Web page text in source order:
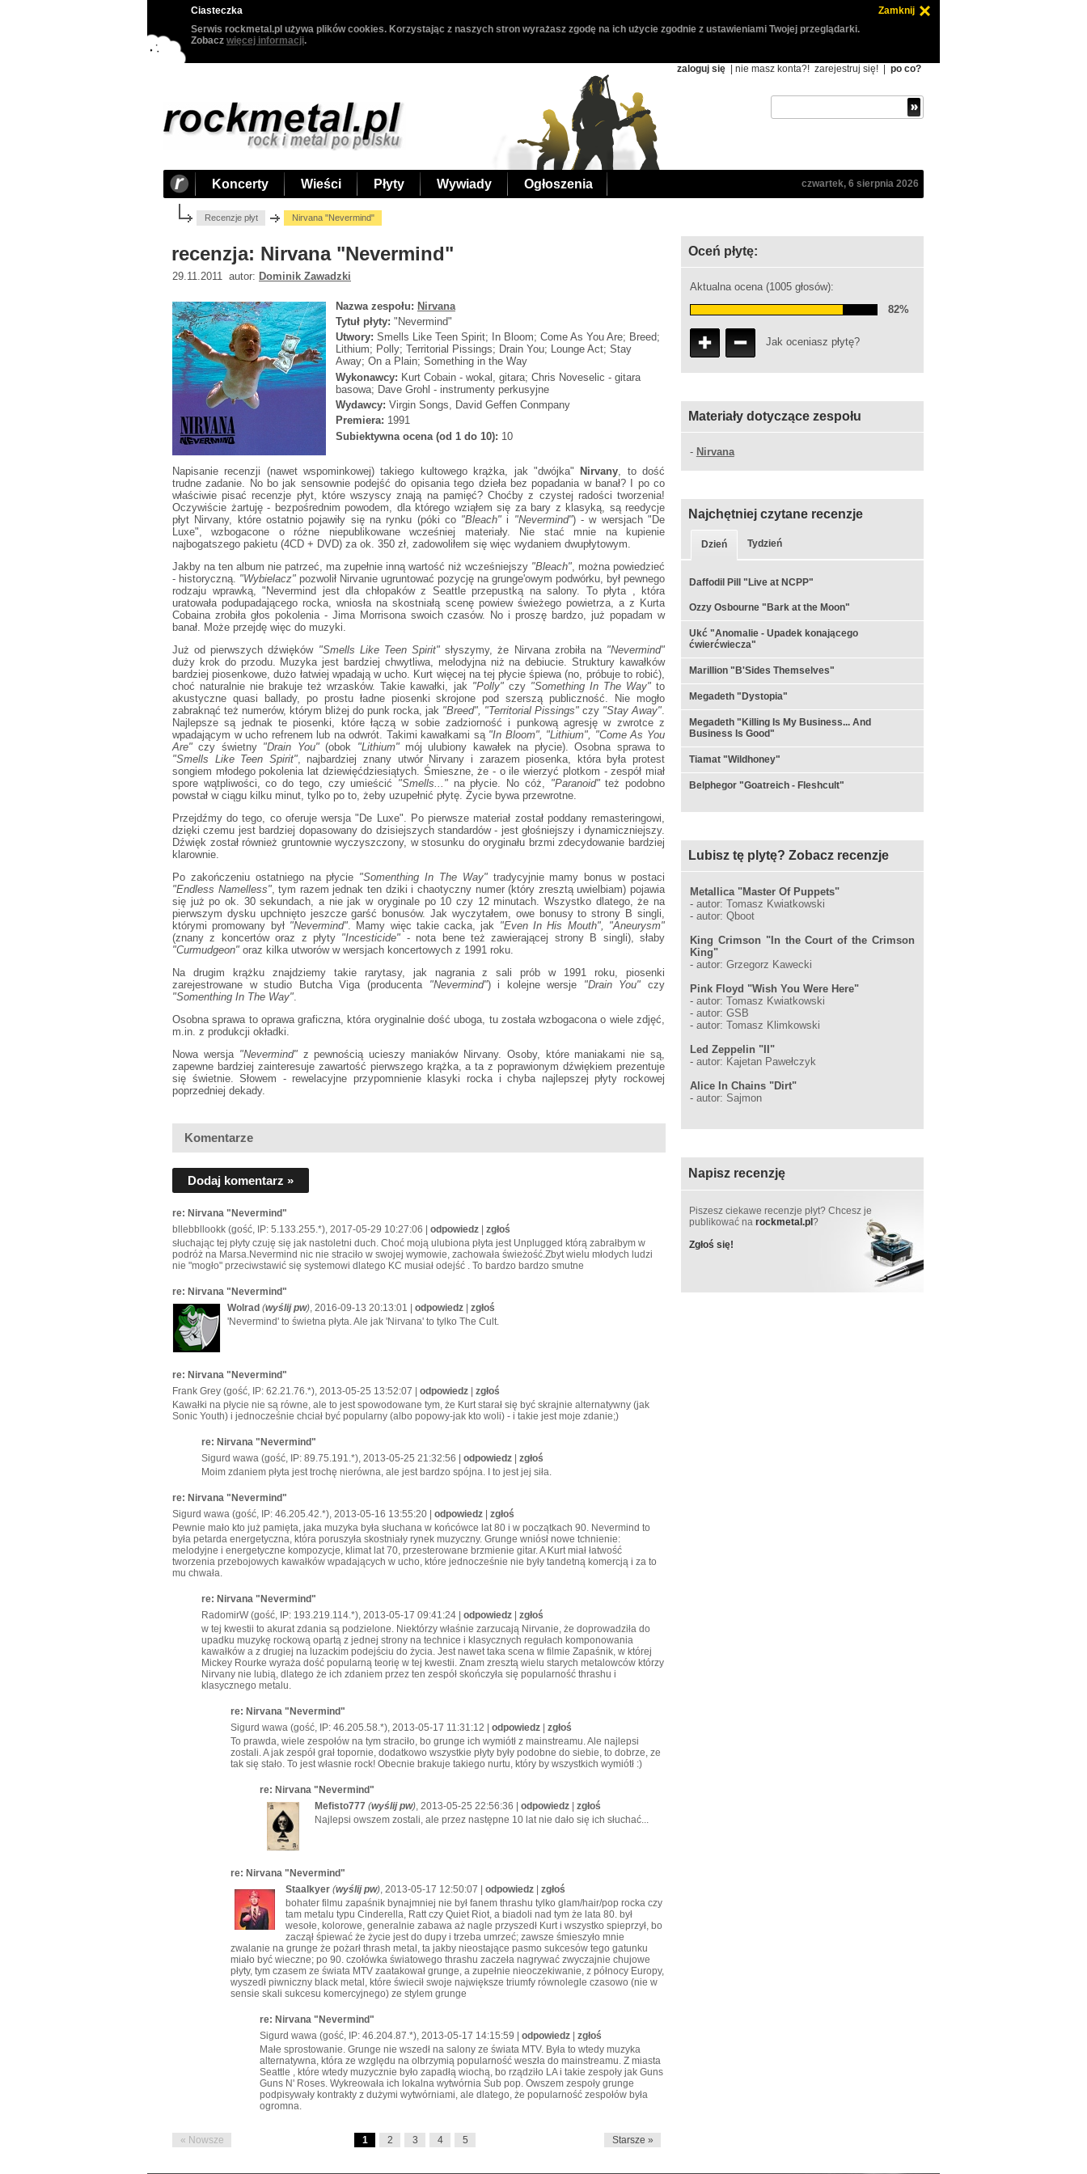
Ciasteczka
Zamknij
Serwis rockmetal.pl używa plików cookies. Korzystając z naszych stron wyrażasz zgodę na ich użycie zgodnie z ustawieniami Twojej przeglądarki.
Zobacz więcej informacji.
zaloguj się | nie masz konta?! zarejestruj się! po co?
Koncerty Wieści Płyty Wywiady Ogłoszenia czwartek, 6 sierpnia 2026
Recenzje płyt Nirvana "Nevermind"
recenzja: Nirvana "Nevermind"
29.11.2011 autor: Dominik Zawadzki
Nazwa zespołu: Nirvana
Tytuł płyty: "Nevermind"
Utwory: Smells Like Teen Spirit; In Bloom; Come As You Are; Breed;
Lithium; Polly; Territorial Pissings; Drain You; Lounge Act; Stay
Away; On a Plain; Something in the Way
Wykonawcy: Kurt Cobain - wokal, gitara; Chris Noveselic - gitara
basowa; Dave Grohl - instrumenty perkusyjne
Wydawcy: Virgin Songs, David Geffen Conmpany
Premiera: 1991
Subiektywna ocena (od 1 do 10): 10
Napisanie recenzji (nawet wspominkowej) takiego kultowego krążka, jak "dwójka" Nirvany , to dość
trudne zadanie. No bo jak sensownie podejść do opisania tego dzieła bez popadania w banał? I po co
właściwie pisać recenzje płyt, które wszyscy znają na pamięć? Choćby z czystej radości tworzenia!
Oczywiście żartuję - bezpośrednim powodem, dla którego wziąłem się za bary z klasyką, są reedycje
płyt Nirvany, które ostatnio pojawiły się na rynku (póki co "Bleach" i "Nevermind") - w wersjach "De
Luxe", wzbogacone o różne niepublikowane wcześniej materiały. Nie stać mnie na kupienie
najbogatszego pakietu (4CD + DVD) za ok. 350 zł, zadowoliłem się więc wydaniem dwupłytowym.
Jakby na ten album nie patrzeć, ma zupełnie inną wartość niż wcześniejszy "Bleach" , można powiedzieć
- historyczną. "Wybielacz" pozwolił Nirvanie ugruntować pozycję na grunge'owym podwórku, był pewnego
rodzaju wprawką, "Nevermind jest dla chłopaków z Seattle przepustką na salony. To płyta , która
uratowała podupadającego rocka, wniosła na skostniałą scenę powiew świeżego powietrza, a z Kurta
Cobaina zrobiła głos pokolenia - Jima Morrisona swoich czasów. No i proszę bardzo, już popadam w
banał. Może przejdę więc do muzyki.
Już od pierwszych dźwięków "Smells Like Teen Spirit" słyszymy, że Nirvana zrobiła na "Nevermind"
duży krok do przodu. Muzyka jest bardziej chwytliwa, melodyjna niż na debiucie. Struktury kawałków
bardziej piosenkowe, dużo łatwiej wpadają w ucho. Kurt więcej na tej płycie śpiewa (no, próbuje to robić),
choć naturalnie nie brakuje też wrzasków. Takie kawałki, jak "Polly"czy "Something In The Way"to
akustyczne quasi ballady, po prostu ładne piosenki skrojone pod szerszą publiczność. Nie mogło
zabraknąć też numerów, którym bliżej do punk rocka, jak "Breed", "Territorial Pissings" czy "Stay Away"
Najlepsze są jednak te piosenki, które łączą w sobie zadziorność i punkową agresję w zwrotce z
wpadającym w ucho refrenem lub na odwrót. Takimi kawałkami są "In Bloom", "Lithium", "Come As You
Are" czy świetny "Drain You"(obok "Lithium"mój ulubiony kawałek na płycie). Osobna sprawa to
"Smells Like Teen Spirit", najbardziej znany utwór Nirvany i zarazem piosenka, która była protest
songiem młodego pokolenia lat dziewięćdziesiątych. Śmieszne, że - o ile wierzyć plotkom - zespół miał
spore wątpliwości, co do tego, czy umieścić "Smells..." na płycie. No cóż, "Paranoid"też podobno
powstał w ciągu kilku minut, tylko po to, żeby uzupełnić płytę. Życie bywa przewrotne.
Przejdźmy do tego, co oferuje wersja "De Luxe". Po pierwsze materiał został poddany remasteringowi,
dzięki czemu jest bardziej dopasowany do dzisiejszych standardów - jest głośniejszy i dynamiczniejszy.
Dźwięk został również gruntownie wyczyszczony, w stosunku do oryginału brzmi zdecydowanie bardziej
klarownie.
Po zakończeniu ostatniego na płycie "Somenthing In The Way"tradycyjnie mamy bonus w postaci
"Endless Namelless", tym razem jednak ten dziki i chaotyczny numer (który zresztą uwielbiam) pojawia
się już po ok. 30 sekundach, a nie jak w oryginale po 10 czy 12 minutach. Wszystko dlatego, że na
pierwszym dysku upchnięto jeszcze garść bonusów. Jak wyczytałem, owe bonusy to strony B singli,
którymi promowany był "Nevermind". Mamy więc takie cacka, jak "Even In His Mouth", "Aneurysm"
(znany z koncertów oraz z płyty "Incesticide" - nota bene też zawierającej strony B singli), słaby
"Curmudgeon" oraz kilka utworów w wersjach koncertowych z 1991 roku.
Na drugim krążku znajdziemy takie rarytasy, jak nagrania z sali prób w 1991 roku, piosenki
zarejestrowane w studio Butcha Viga (producenta "Nevermind") i kolejne wersje "Drain You" czy
"Somenthing In The Way"
Osobna sprawa to oprawa graficzna, która oryginalnie dość uboga, tu została wzbogacona o wiele zdjęć,
m.in. z produkcji okładki.
Nowa wersja "Nevermind"z pewnością ucieszy maniaków Nirvany. Osoby, które maniakami nie są,
zapewne bardziej zainteresuje zawartość pierwszego krążka, a ta z poprawionym dźwiękiem prezentuje
się świetnie. Słowem - rewelacyjne przypomnienie klasyki rocka i chyba najlepszej płyty rockowej
poprzedniej dekady.
Komentarze
Dodaj komentarz »
re: Nirvana "Nevermind"
bllebbllookk (gość, IP: 5.133.255.*), 2017-05-29 10:27:06 | odpowiedz | zgłoś
słuchając tej płyty czuję się jak nastoletni duch. Choć moją ulubiona płyta jest Unplugged którą zabrałbym w
podróż na Marsa.Nevermind nic nie straciło w swojej wymowie, zachowała świeżość.Zbyt wielu młodych ludzi
nie "mogło" przeciwstawić się systemowi dlatego KC musiał odejść . To bardzo bardzo smutne
re: Nirvana "Nevermind"
Wolrad (wyślij pw), 2016-09-13 20:13:01 | odpowiedz | zgłoś
'Nevermind' to świetna płyta. Ale jak 'Nirvana' to tylko The Cult.
re: Nirvana "Nevermind"
Frank Grey (gość, IP: 62.21.76.*), 2013-05-25 13:52:07 | odpowiedz | zgłoś
Kawałki na płycie nie są równe, ale to jest spowodowane tym, że Kurt starał się być skrajnie alternatywny (jak
Sonic Youth) i jednocześnie chciał być popularny (albo popowy-jak kto woli) - i takie jest moje zdanie;)
re: Nirvana "Nevermind"
Sigurd wawa (gość, IP: 89.75.191.*), 2013-05-25 21:32:56 | odpowiedz | zgłoś
Moim zdaniem płyta jest trochę nierówna, ale jest bardzo spójna. I to jest jej siła.
re: Nirvana "Nevermind"
Sigurd wawa (gość, IP: 46.205.42.*), 2013-05-16 13:55:20 | odpowiedz | zgłoś
Pewnie mało kto już pamięta, jaka muzyka była słuchana w końcówce lat 80 i w początkach 90. Nevermind to
była petarda energetyczna, która poruszyła skostniały rynek muzyczny. Grunge wniósł nowe tchnienie:
melodyjne i energetyczne kompozycje, klimat lat 70, przesterowane brzmienie gitar. A Kurt miał łatwość
tworzenia przebojowych kawałków wpadających w ucho, które jednocześnie nie były tandetną komercją i za to
mu chwała.
re: Nirvana "Nevermind"
RadomirW (gość, IP: 193.219.114.*), 2013-05-17 09:41:24 | odpowiedz | zgłoś
w tej kwestii to akurat zdania są podzielone. Niektórzy właśnie zarzucają Nirvanie, że doprowadziła do
upadku muzykę rockową opartą z jednej strony na technice i klasycznych regułach komponowania
kawałków a z drugiej na luzackim podejściu do życia. Jest nawet taka scena w filmie Zapaśnik, w której
Mickey Rourke wyraża dość popularną teorię w tej kwestii. Znam zresztą wielu starych metalowców którzy
Nirvany nie lubią, dlatego że ich zdaniem przez ten zespół skończyła się popularność thrashu i
klasycznego metalu.
re: Nirvana "Nevermind"
Sigurd wawa (gość, IP: 46.205.58.*), 2013-05-17 11:31:12 | odpowiedz | zgłoś
To prawda, wiele zespołów na tym straciło, bo grunge ich wymiótł z mainstreamu. Ale najlepsi
zostali. A jak zespół grał topornie, dodatkowo wszystkie płyty były podobne do siebie, to dobrze, ze
tak się stało. To jest własnie rock! Obecnie brakuje takiego nurtu, który by wszystkich wymiótł :)
re: Nirvana "Nevermind"
Mefisto777 (wyślij pw), 2013-05-25 22:56:36 | odpowiedz | zgłoś
Najlepsi owszem zostali, ale przez następne 10 lat nie dało się ich słuchać...
re: Nirvana "Nevermind"
Staalkyer (wyślij pw), 2013-05-17 12:50:07 | odpowiedz | zgłoś
bohater filmu zapaśnik bynajmniej nie był fanem thrashu tylko glam/hair/pop rocka czy
tam metalu typu Cinderella, Ratt czy Quiet Riot, a biadoli nad tym że lata 80. był
wesołe, kolorowe, generalnie zabawa aż nagle przyszedł Kurt i wszystko spieprzył, bo
zaczął śpiewać że życie jest do dupy i trzeba umrzeć; zawsze śmieszyło mnie
zwalanie na grunge że pożarł thrash metal, ta jakby nieostające pasmo sukcesów tego gatunku
miało być wieczne; po 90. czołówka światowego thrashu zaczeła nagrywać zwyczajnie chujowe
płyty, tym czasem ze świata MTV zaatakował grunge, a zupełnie nieoczekiwanie, z północy Europy,
wyszedł piwniczny black metal, które świecił swoje największe triumfy równolegle czasowo (nie w
sensie skali sukcesu komercyjnego) ze stylem grunge
re: Nirvana "Nevermind"
Sigurd wawa (gość, IP: 46.204.87.*), 2013-05-17 14:15:59 | odpowiedz | zgłoś
Małe sprostowanie. Grunge nie wszedł na salony ze świata MTV. Była to wtedy muzyka
alternatywna, która ze względu na olbrzymią popularność weszła do mainstreamu. Z miasta
Seattle , które wtedy muzycznie było zapadłą wiochą, bo rządziło LA i takie zespoły jak Guns
Guns N' Roses. Wykreowała ich lokalna wytwórnia Sub pop. Owszem zespoły grunge
podpisywały kontrakty z dużymi wytwórniami, ale dlatego, że popularność zespołów była
ogromna.
« Nowsze 1 2 3 4 5 Starsze »
Oceń płytę:
Aktualna ocena (1005 głosów):
82%
Jak oceniasz płytę?
Materiały dotyczące zespołu
- Nirvana
Najchętniej czytane recenzje
Dzień Tydzień
Daffodil Pill "Live at NCPP"
Ozzy Osbourne "Bark at the Moon"
Ukć "Anomalie - Upadek konającego
ćwierćwiecza"
Marillion "B'Sides Themselves"
Megadeth "Dystopia"
Megadeth "Killing Is My Business... And
Business Is Good"
Tiamat "Wildhoney"
Belphegor "Goatreich - Fleshcult"
Lubisz tę plytę? Zobacz recenzje
Metallica "Master Of Puppets"
- autor: Tomasz Kwiatkowski
- autor: Qboot
King Crimson "In the Court of the Crimson
King"
- autor: Grzegorz Kawecki
Pink Floyd "Wish You Were Here"
- autor: Tomasz Kwiatkowski
- autor: GSB
- autor: Tomasz Klimkowski
Led Zeppelin "II"
- autor: Kajetan Pawełczyk
Alice In Chains "Dirt"
- autor: Sajmon
Napisz recenzję
Piszesz ciekawe recenzje płyt? Chcesz je
publikować na rockmetal.pl ?
Zgłoś się!